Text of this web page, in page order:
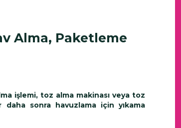
Alma, Paketleme
işlemi, toz alma makinası veya toz
daha sonra havuzlama için yıkama